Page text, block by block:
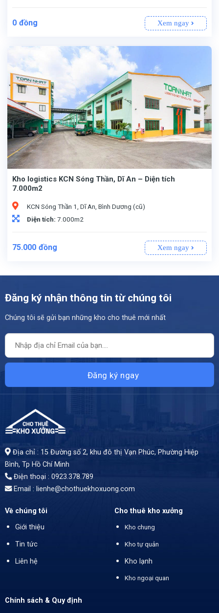
0 đồng Xem ngay
Kho logistics KCN Sóng Thần, Dĩ An – Diện tích
7.000m2
KCN Sóng Thần 1, Dĩ An, Bình Dương (cũ)
Diện tích: 7.000m2
75.000 đồng Xem ngay
Đăng ký nhận thông tin từ chúng tôi
Chúng tôi sẽ gửi bạn những kho cho thuê mới nhất
Địa chỉ : 15 Đường số 2, khu đô thị Vạn Phúc, Phường Hiệp
Bình, Tp Hồ Chí Minh
Điện thoại : 0923.378.789
Email : lienhe@chothuekhoxuong.com
Về chúng tôi
Giới thiệu
Tin tức
Liên hệ
Cho thuê kho xưởng
Kho chung
Kho tự quản
Kho lạnh
Kho ngoại quan
Chính sách & Quy định